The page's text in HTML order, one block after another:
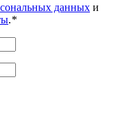
данных и
.*